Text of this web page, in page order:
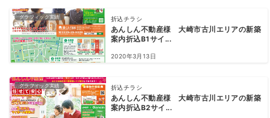
グラフィック実績 折込チラシ
あんしん不動産様 大崎市古川エリアの新築
案内折込B1サイ...
2020年3月13日
グラフィック実績 折込チラシ
あんしん不動産様 大崎市古川エリアの新築
案内折込B2サイ...